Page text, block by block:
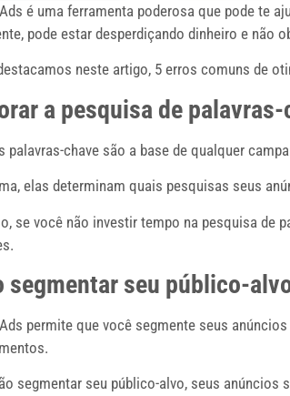
é uma ferramenta poderosa que pode te
pode estar desperdiçando dinheiro e não
neste artigo, 5 erros comuns de
a pesquisa de
palavras-chave são a base de qualquer
elas determinam quais pesquisas seus
se você não investir tempo na pesquisa de
segmentar seu público-
permite que você segmente seus
segmentar seu público-alvo, seus